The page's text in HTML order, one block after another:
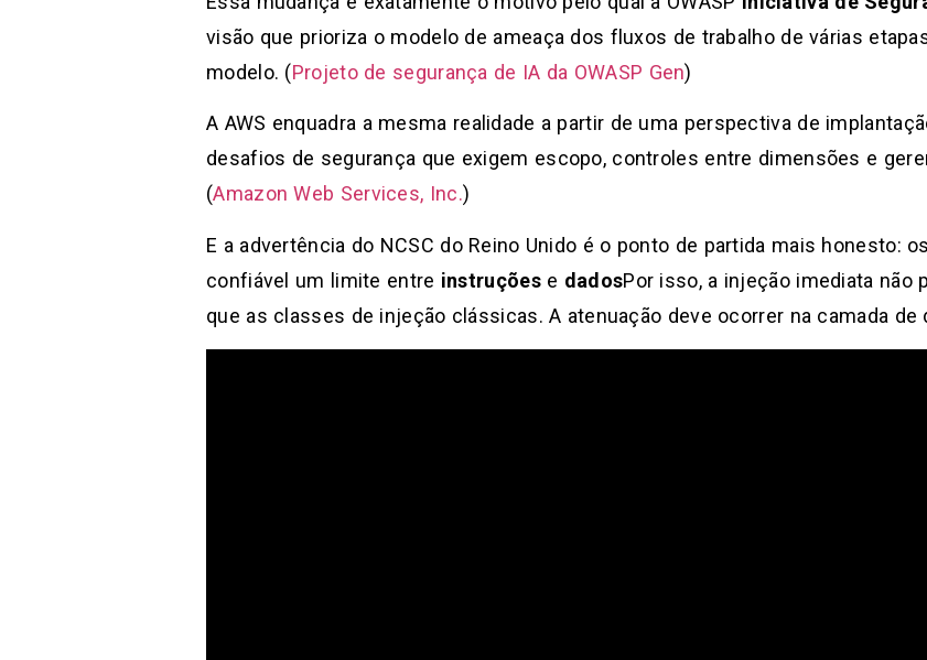
visão que prioriza o modelo de ameaça dos fluxos de trabalho de várias
modelo. (Projeto de segurança de IA da OWASP Gen)
A AWS enquadra a mesma realidade a partir de uma perspectiva de
desafios de segurança que exigem escopo, controles entre dimensões e
(Amazon Web Services, Inc.)
E a advertência do NCSC do Reino Unido é o ponto de partida mais honesto:
confiável um limite entre instruçõese dadosPor isso, a injeção imediata não
que as classes de injeção clássicas. A atenuação deve ocorrer na camada